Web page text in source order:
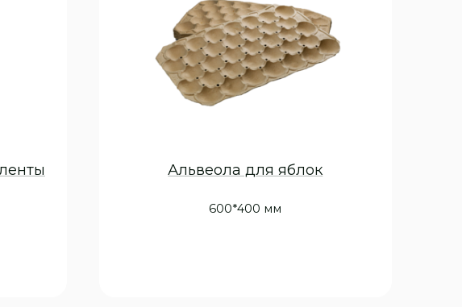
Альвеола для яблок
600*400 мм